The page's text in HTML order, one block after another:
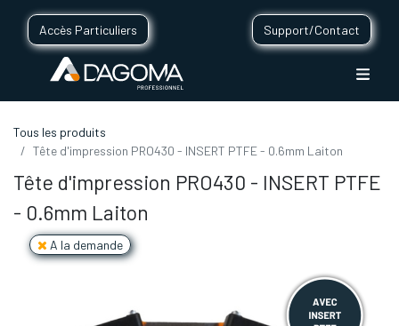
Accès Particuliers Support/Contact
Tous les produits
Tête d'impression PRO430 - INSERT PTFE - 0.6mm Laiton
Tête d'impression PRO430 - INSERT PTFE
- 0.6mm Laiton
A la demande